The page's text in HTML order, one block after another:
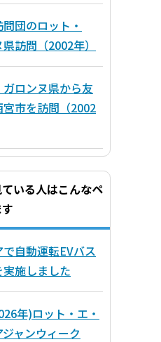
団のロット・
訪問（2002年）
ロンヌ県から友
市を訪問（2002
いる人はこんなペ
自動運転EVバス
施しました
年)ロット・エ・
ャンウィーク